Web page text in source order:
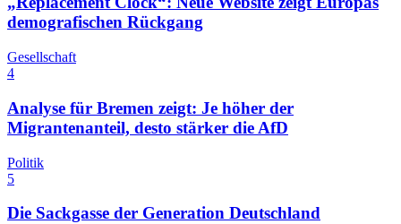
demografischen Rückgang
Gesellschaft
4
Analyse für Bremen zeigt: Je höher der
Migrantenanteil, desto stärker die AfD
Politik
5
Die Sackgasse der Generation Deutschland